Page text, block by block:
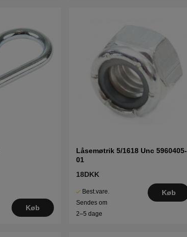
Køb
Låsemøtrik 5/1618 Unc 5960405-
01
18DKK
Best.vare.
Sendes om
2–5 dage
Køb